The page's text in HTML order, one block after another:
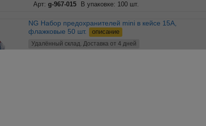
Арт: g-967-015 В упаковке: 100 шт.
NG Набор предохранителей mini в кейсе 15А,
флажковые 50 шт.
описание
Удалённый склад. Доставка от 4 дней